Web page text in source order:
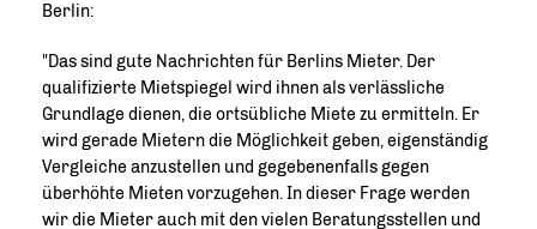
Berlin:
"Das sind gute Nachrichten für Berlins Mieter. Der
qualifizierte Mietspiegel wird ihnen als verlässliche
Grundlage dienen, die ortsübliche Miete zu ermitteln. Er
wird gerade Mietern die Möglichkeit geben, eigenständig
Vergleiche anzustellen und gegebenenfalls gegen
überhöhte Mieten vorzugehen. In dieser Frage werden
wir die Mieter auch mit den vielen Beratungsstellen und